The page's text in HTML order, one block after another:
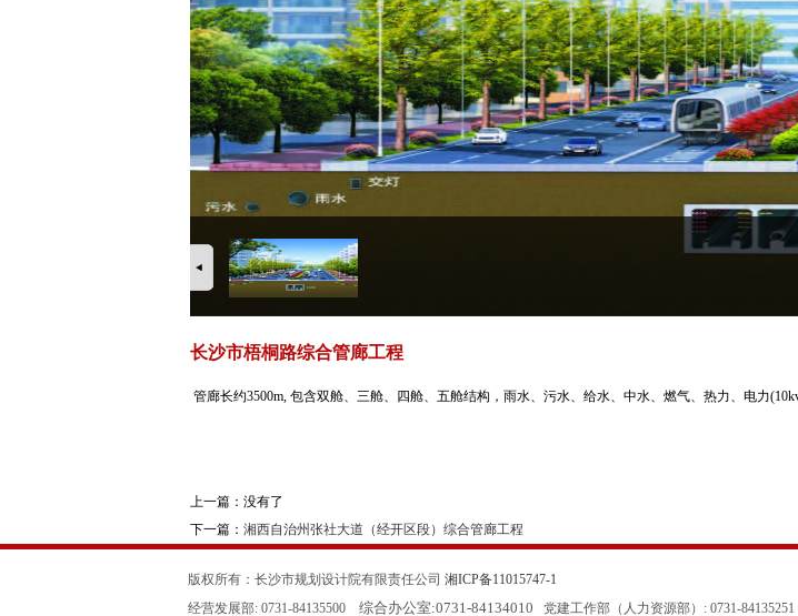
长沙市梧桐路综合管廊工程
管廊长约3500m, 包含双舱、三舱、四舱、五舱结构，雨水、污水、给水、中水、燃气、热力、电力
上一篇：没有了
下一篇： 湘西自治州张社大道（经开区段）综合管廊工程
版权所有：长沙市规划设计院有限责任公司 湘ICP备11015747-1
经营发展部: 0731-84135500 综合办公室:0731-84134010 党建工作部（人力资源部）: 0731-84135251